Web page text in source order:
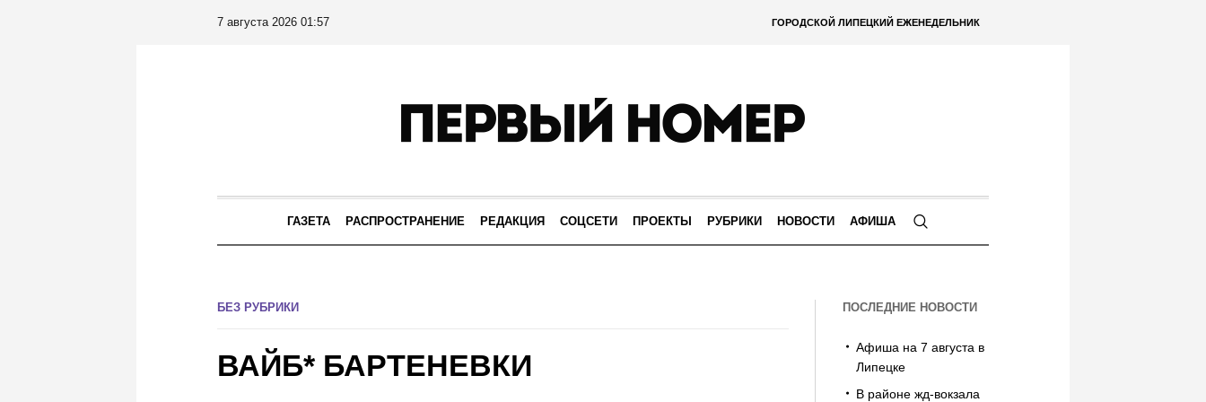
ГОРОДСКОЙ ЛИПЕЦКИЙ ЕЖЕНЕДЕЛЬНИК
7 августа 2026 01:57
ГАЗЕТА РАСПРОСТРАНЕНИЕ РЕДАКЦИЯ СОЦСЕТИ ПРОЕКТЫ РУБРИКИ НОВОСТИ АФИША
БЕЗ РУБРИКИ
ВАЙБ* БАРТЕНЕВКИ
ПОСЛЕДНИЕ НОВОСТИ
Афиша на 7 августа в
Липецке
В районе жд-вокзала